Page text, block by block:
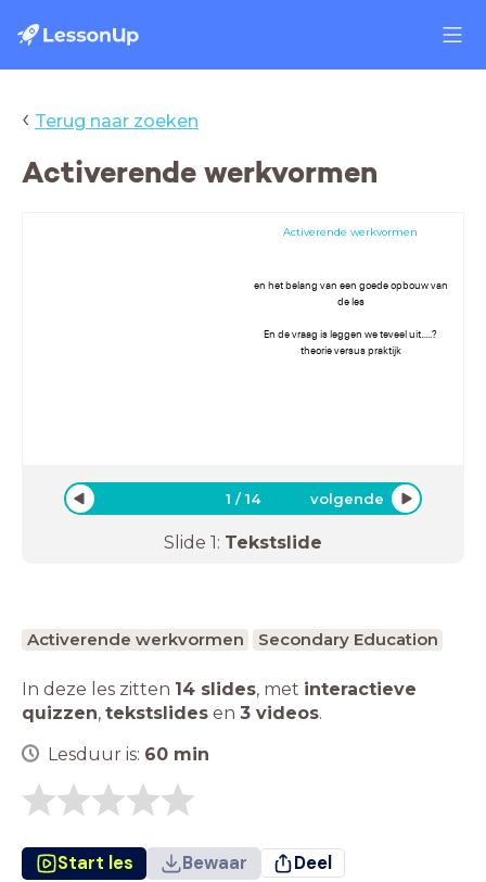
‹ Terug naar zoeken
Activerende werkvormen
Activerende werkvormen
en het belang van een goede opbouw van
de les
En de vraag is leggen we teveel uit.....?
theorie versus praktijk
1 /14 volgende
Slide 1: Tekstslide
Activerende werkvormen Secondary Education
In deze les zitten 14 slides, met interactieve
quizzen, tekstslides en 3 videos.
Lesduur is: 60 min
Start les Bewaar Deel